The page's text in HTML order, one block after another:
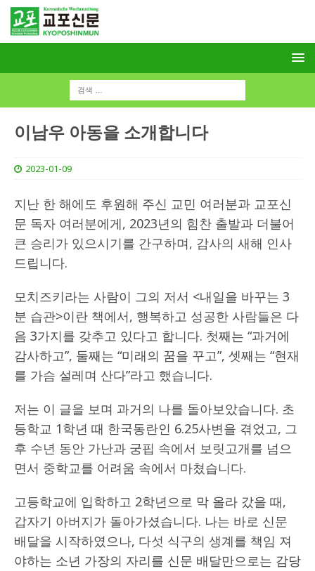
이남우 아동을 소개합니다
2023-01-09
지난 한 해에도 후원해 주신 교민 여러분과 교포신
문 독자 여러분에게, 2023년의 힘찬 출발과 더불어
큰 승리가 있으시기를 간구하며, 감사의 새해 인사
드립니다.
모치즈키라는 사람이 그의 저서 <내일을 바꾸는 3
분 습관>이란 책에서, 행복하고 성공한 사람들은 다
음 3가지를 갖추고 있다고 합니다. 첫째는 “과거에
감사하고”, 둘째는 “미래의 꿈을 꾸고”, 셋째는 “현재
를 가슴 설레며 산다”라고 했습니다.
저는 이 글을 보며 과거의 나를 돌아보았습니다. 초
등학교 1학년 때 한국동란인 6.25사변을 겪었고, 그
후 수년 동안 가난과 궁핍 속에서 보릿고개를 넘으
면서 중학교를 어려움 속에서 마쳤습니다.
고등학교에 입학하고 2학년으로 막 올라 갔을 때,
갑자기 아버지가 돌아가셨습니다. 나는 바로 신문
배달을 시작하였으나, 다섯 식구의 생계를 책임 져
야하는 소년 가장의 자리를 신문 배달만으로는 감당